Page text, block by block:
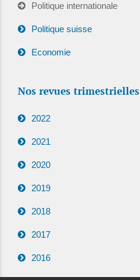
Politique internationale
Politique suisse
Economie
Nos revues trimestrielles
2022
2021
2020
2019
2018
2017
2016